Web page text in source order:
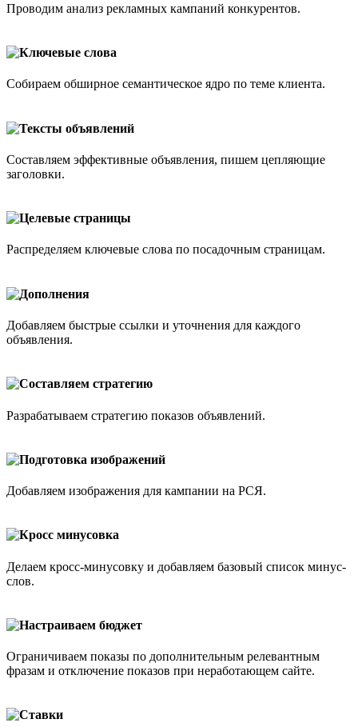
Проводим анализ рекламных кампаний конкурентов.
Ключевые слова
Собираем обширное семантическое ядро по теме клиента.
Тексты объявлений
Составляем эффективные объявления, пишем цепляющие
заголовки.
Целевые страницы
Распределяем ключевые слова по посадочным страницам.
Дополнения
Добавляем быстрые ссылки и уточнения для каждого
объявления.
Составляем стратегию
Разрабатываем стратегию показов объявлений.
Подготовка изображений
Добавляем изображения для кампании на РСЯ.
Кросс минусовка
Делаем кросс-минусовку и добавляем базовый список минус-
слов.
Настраиваем бюджет
Ограничиваем показы по дополнительным релевантным
фразам и отключение показов при неработающем сайте.
Ставки